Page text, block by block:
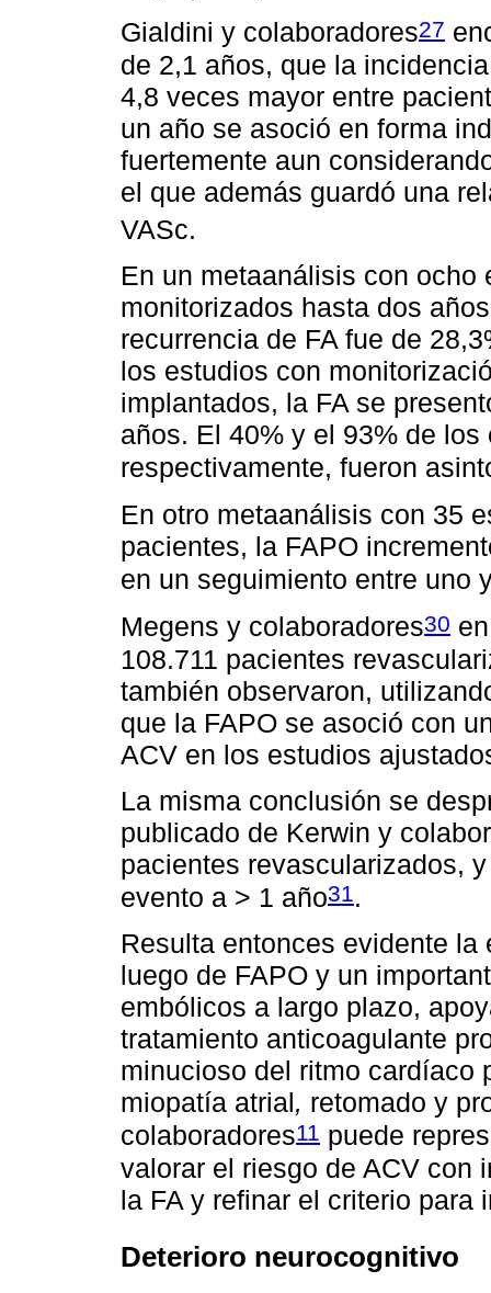
Gialdini y colaboradores27
de 2,1 años, que la
4,8 veces mayor entre
un año se asoció en forma
fuertemente aun
el que además guardó una
VASc.
En un metaanálisis con
monitorizados hasta dos
recurrencia de FA fue de
los estudios con
implantados, la FA se
años. El 40% y el 93% de
respectivamente, fueron
En otro metaanálisis con 35
pacientes, la FAPO
en un seguimiento entre uno
Megens y colaboradores30
108.711 pacientes
también observaron,
que la FAPO se asoció con
ACV en los estudios
La misma conclusión se
publicado de Kerwin y
pacientes revascularizados,
evento a > 1 año31.
Resulta entonces evidente
luego de FAPO y un
embólicos a largo plazo,
tratamiento anticoagulante
minucioso del ritmo cardíaco
miopatía atrial, retomado y
colaboradores11 puede
valorar el riesgo de ACV con
la FA y refinar el criterio para
Deterioro neurocognitivo